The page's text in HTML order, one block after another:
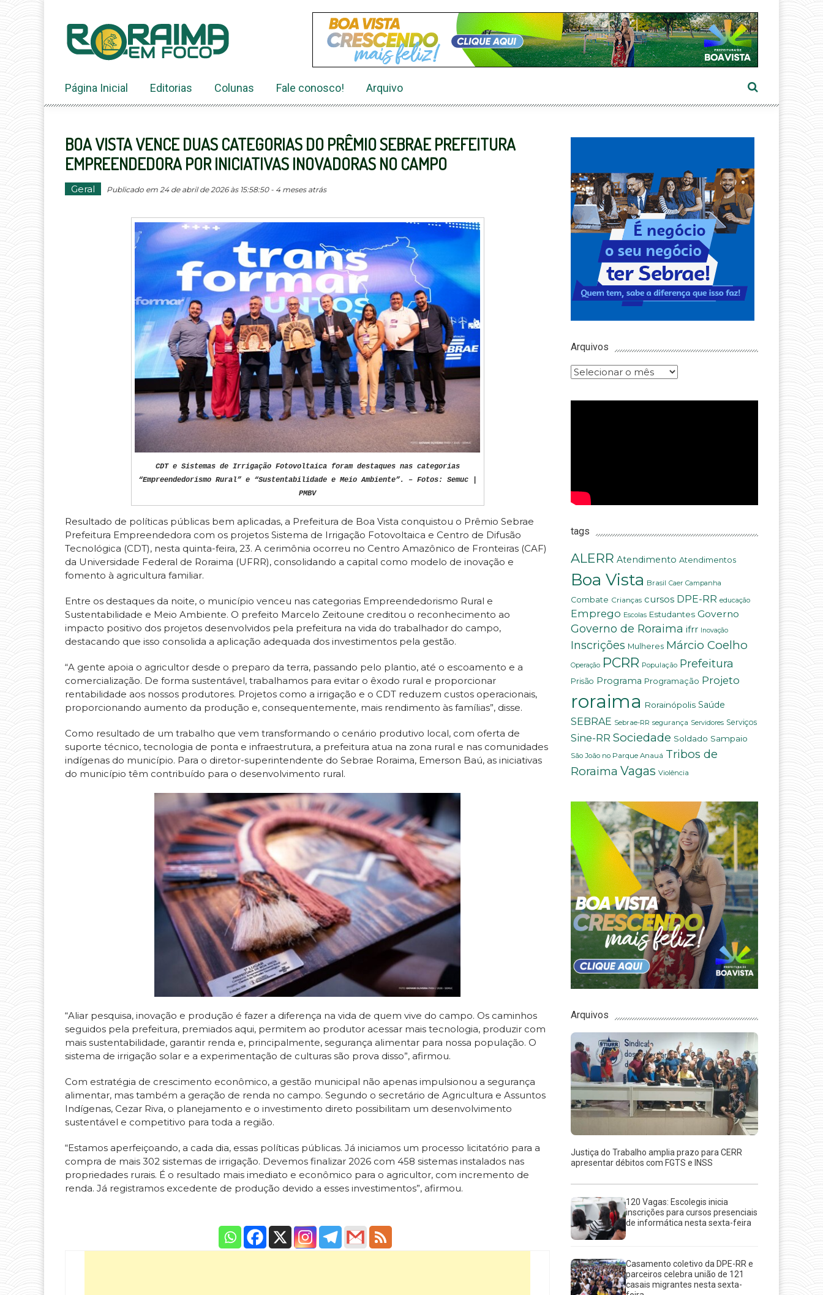
conteúdo
Página Inicial Editorias Colunas Fale conosco! Arquivo
BOA VISTA VENCE DUAS CATEGORIAS DO PRÊMIO SEBRAE PREFEITURA
EMPREENDEDORA POR INICIATIVAS INOVADORAS NO CAMPO
Geral Publicado em 24 de abril de 2026 às 15:58:50 - 4 meses atrás
CDT e Sistemas de Irrigação Fotovoltaica foram destaques nas categorias
“Empreendedorismo Rural” e “Sustentabilidade e Meio Ambiente”. – Fotos: Semuc |
PMBV
Resultado de políticas públicas bem aplicadas, a Prefeitura de Boa Vista conquistou o Prêmio Sebrae
Prefeitura Empreendedora com os projetos Sistema de Irrigação Fotovoltaica e Centro de Difusão
Tecnológica (CDT), nesta quinta-feira, 23. A cerimônia ocorreu no Centro Amazônico de Fronteiras (CAF)
da Universidade Federal de Roraima (UFRR), consolidando a capital como modelo de inovação e
fomento à agricultura familiar.
Entre os destaques da noite, o município venceu nas categorias Empreendedorismo Rural e
Sustentabilidade e Meio Ambiente. O prefeito Marcelo Zeitoune creditou o reconhecimento ao
impacto positivo dos projetos desenvolvidos pela prefeitura na vida do trabalhador do campo,
destacando que isso consolida a aplicação adequada dos investimentos pela gestão.
“A gente apoia o agricultor desde o preparo da terra, passando pelo plantio, até o escoamento e a
comercialização. De forma sustentável, trabalhamos para evitar o êxodo rural e proporcionar
rentabilidade aos nossos produtores. Projetos como a irrigação e o CDT reduzem custos operacionais,
proporcionando aumento da produção e, consequentemente, mais rendimento às famílias”, disse.
Como resultado de um trabalho que vem transformando o cenário produtivo local, com oferta de
suporte técnico, tecnologia de ponta e infraestrutura, a prefeitura atua na zona rural e nas comunidades
indígenas do município. Para o diretor-superintendente do Sebrae Roraima, Emerson Baú, as iniciativas
do município têm contribuído para o desenvolvimento rural.
“Aliar pesquisa, inovação e produção é fazer a diferença na vida de quem vive do campo. Os caminhos
seguidos pela prefeitura, premiados aqui, permitem ao produtor acessar mais tecnologia, produzir com
mais sustentabilidade, garantir renda e, principalmente, segurança alimentar para nossa população. O
sistema de irrigação solar e a experimentação de culturas são prova disso”, afirmou.
Com estratégia de crescimento econômico, a gestão municipal não apenas impulsionou a segurança
alimentar, mas também a geração de renda no campo. Segundo o secretário de Agricultura e Assuntos
Indígenas, Cezar Riva, o planejamento e o investimento direto possibilitam um desenvolvimento
sustentável e competitivo para toda a região.
“Estamos aperfeiçoando, a cada dia, essas políticas públicas. Já iniciamos um processo licitatório para a
compra de mais 302 sistemas de irrigação. Devemos finalizar 2026 com 458 sistemas instalados nas
propriedades rurais. É o resultado mais imediato e econômico para o agricultor, com incremento de
renda. Já registramos excedente de produção devido a esses investimentos”, afirmou.
Arquivos
Arquivos
tags
ALERR Atendimento Atendimentos
Boa Vista Brasil Caer Campanha
Combate Crianças cursos DPE-RR educação
Emprego Escolas Estudantes Governo
Governo de Roraima ifrr Inovação
Inscrições Mulheres Márcio Coelho
Operação PCRR População Prefeitura
Prisão Programa Programação Projeto
roraima Rorainópolis Saúde
SEBRAE Sebrae-RR segurança Servidores Serviços
Sine-RR Sociedade Soldado Sampaio
São João no Parque Anauá Tribos de
Roraima Vagas Violência
Arquivos
Justiça do Trabalho amplia prazo para CERR
apresentar débitos com FGTS e INSS
120 Vagas: Escolegis inicia
inscrições para cursos presenciais
de informática nesta sexta-feira
Casamento coletivo da DPE-RR e
parceiros celebra união de 121
casais migrantes nesta sexta-